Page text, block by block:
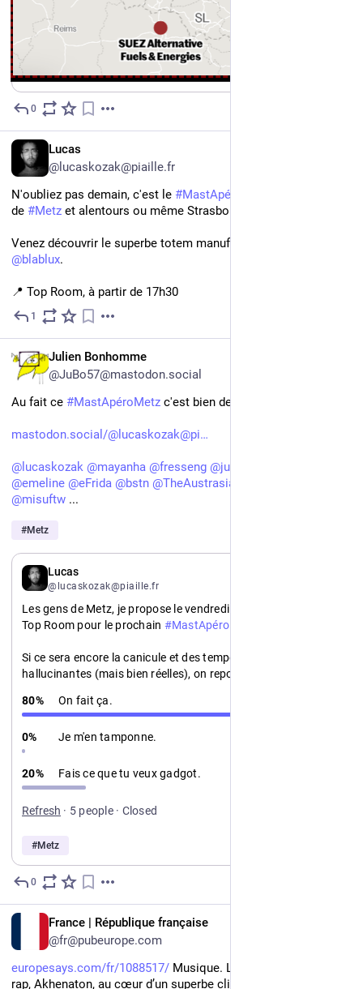
0
Lucas
@lucaskozak@piaille.fr
N'oubliez pas demain, c'est le #MastApéroMetz
de #Metz et alentours ou même Strasbourg (
@blablux.
📍 Top Room, à partir de 17h30
1
Julien Bonhomme
@JuBo57@mastodon.social
Au fait ce #MastApéroMetz c'est bien demain ?
mastodon.social/@lucaskozak@pi
@ lucaskozak @mayanha @fresseng @julienfalgas
@emeline @eFrida @bstn @TheAustrasianGoat
@misuftw ...
#Metz
Lucas
@lucaskozak@piaille.fr
Les gens de Metz, je propose le vendredi 31 juillet à 17h30 au
Top Room pour le prochain #MastApéroMetz
Si ce sera encore la canicule et des températures
hallucinantes (mais bien réelles), on reportera en août..
80% On fait ça.
0% Je m'en tamponne.
20% Fais ce que tu veux gadgot.
Refresh · 5 people· Closed
#Metz
0
France | République française
@fr@pubeurope.com
europesays.com/fr/1088517/ Musique. La star marseillaise du
rap, Akhenaton, au cœur d’un superbe clip tourné à Borny avec